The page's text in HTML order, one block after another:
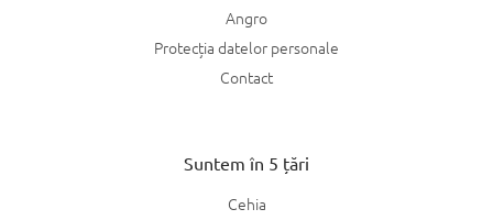
Angro
Protecția datelor personale
Contact
Suntem în 5 țări
Cehia